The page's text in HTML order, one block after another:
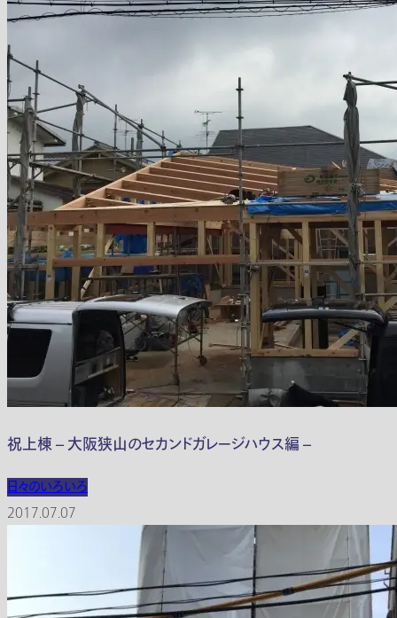
祝上棟 – 大阪狭山のセカンドガレージハウス編 –
日々のいろいろ
2017.07.07